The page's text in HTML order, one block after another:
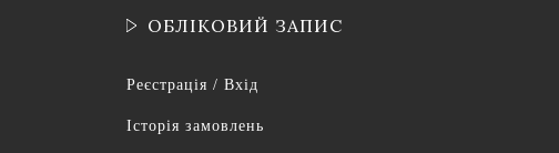
ОБЛІКОВИЙ ЗАПИС
Реєстрація / Вхід
Історія замовлень